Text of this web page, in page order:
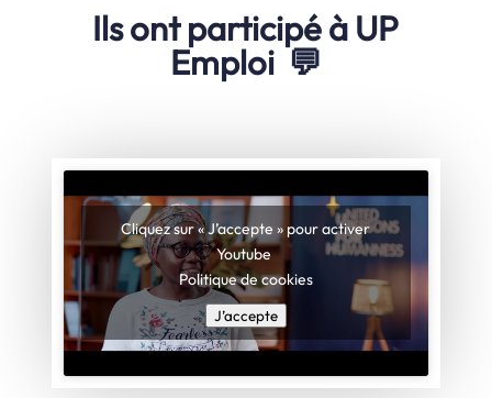
Ils ont participé à UP
Emploi 💬
Cliquez sur « J’accepte » pour activer
Youtube
Politique de cookies
J’accepte